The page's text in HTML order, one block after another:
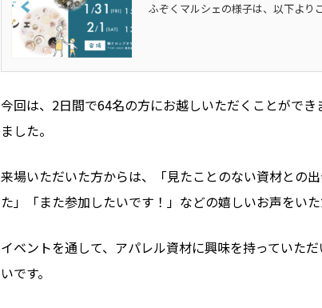
ふぞくマルシェの様子は、以下より
今回は、2日間で64名の方にお越しいただくことがで
ました。
来場いただいた方からは、「見たことのない資材との
た」「また参加したいです！」などの嬉しいお声をいた
イベントを通して、アパレル資材に興味を持っていた
いです。